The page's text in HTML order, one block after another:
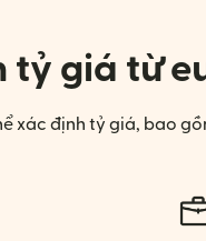
tỷ giá từ
xác định tỷ giá, bao